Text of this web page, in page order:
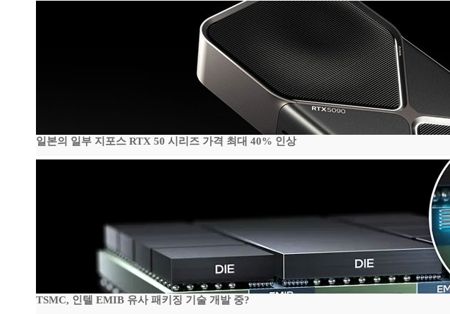
일본의 일부 지포스 RTX 50 시리즈 가격 최대 40% 인상
TSMC, 인텔 EMIB 유사 패키징 기술 개발 중?